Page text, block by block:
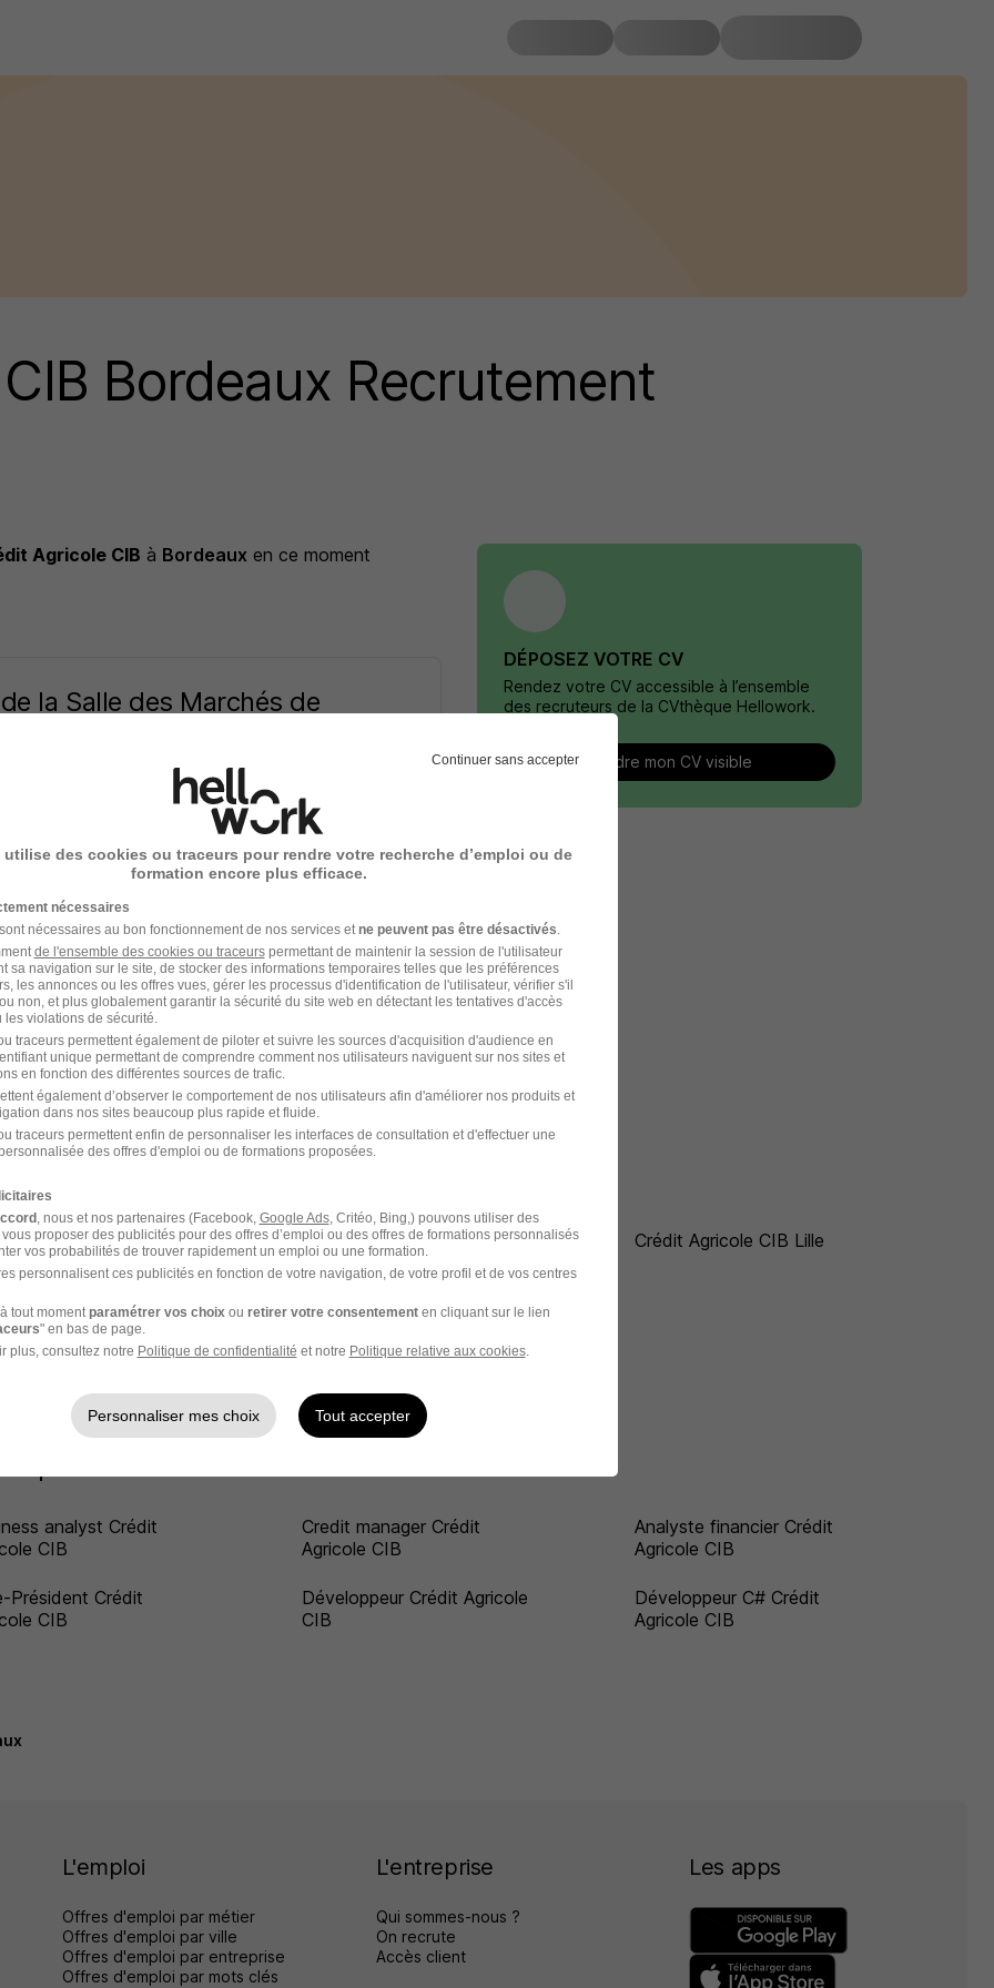
Bordeaux Recrutement
Agricole CIB à Bordeaux en ce moment
la Salle des Marchés de
08/26
Agricole CIBou àBordeaux
Bordeaux Entreprise Bordeaux
DÉPOSEZ VOTRE CV
Rendez votre CV accessible à l’ensemble
des recruteurs de la CVthèque Hellowork.
Rendre mon CV visible
par Ville
Agricole CIB Saint-
en-Yvelines
Crédit Agricole CIB
Guyancourt
Crédit Agricole CIB Lille
Agricole CIB
CIB
par Métier
analyst Crédit
CIB
Credit manager Crédit
Agricole CIB
Analyste financier Crédit
Agricole CIB
Président Crédit
CIB
Développeur Crédit Agricole
CIB
Développeur C# Crédit
Agricole CIB
L'emploi
Offres d'emploi par métier
Offres d'emploi par ville
Offres d'emploi par entreprise
Offres d'emploi par mots clés
L'entreprise
Qui sommes-nous ?
On recrute
Accès client
Les apps
Continuer sans accepter
utilise des cookies ou traceurs pour rendre votre recherche d’emploi ou de
formation encore plus efficace.
nécessaires
nécessaires au bon fonctionnement de nos services etne peuvent pas être désactivés.
de l'ensemble des cookies ou traceurspermettant de maintenir la session de l'utilisateur
sa navigation sur le site, de stocker des informations temporaires telles que les préférences
les annonces ou les offres vues, gérer les processus d'identification de l'utilisateur, vérifier s'il
non, et plus globalement garantir la sécurité du site web en détectant les tentatives d'accès
les violations de sécurité.
traceurs permettent également de piloter et suivre les sources d'acquisition d'audience en
unique permettant de comprendre comment nos utilisateurs naviguent sur nos sites et
en fonction des différentes sources de trafic.
également d’observer le comportement de nos utilisateurs afin d'améliorer nos produits et
dans nos sites beaucoup plus rapide et fluide.
traceurs permettent enfin de personnaliser les interfaces de consultation et d'effectuer une
des offres d'emploi ou de formations proposées.
, nous et nos partenaires (Facebook, Google Ads, Critéo, Bing,) pouvons utiliser des
proposer des publicités pour des offres d’emploi ou des offres de formations personnalisés
vos probabilités de trouver rapidement un emploi ou une formation.
personnalisent ces publicités en fonction de votre navigation, de votre profil et de vos centres
tout momentparamétrer vos choixou retirer votre consentementen cliquant sur le lien
" en bas de page.
plus, consultez notre Politique de confidentialité et notre Politique relative aux cookies.
Personnaliser mes choix Tout accepter